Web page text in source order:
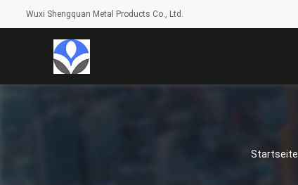
Wuxi Shengquan Metal Products Co., Ltd.
Startseite